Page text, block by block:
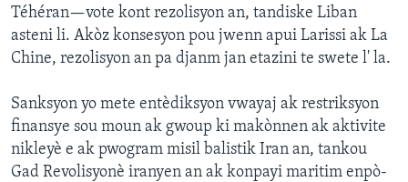
Téhéran—vote kont rezolisyon an, tandiske Liban
asteni li. Akòz konsesyon pou jwenn apui Larissi ak La
Chine, rezolisyon an pa djanm jan etazini te swete l' la.
Sanksyon yo mete entèdiksyon vwayaj ak restriksyon
finansye sou moun ak gwoup ki makònnen ak aktivite
nikleyè e ak pwogram misil balistik Iran an, tankou
Gad Revolisyonè iranyen an ak konpayi maritim enpò-